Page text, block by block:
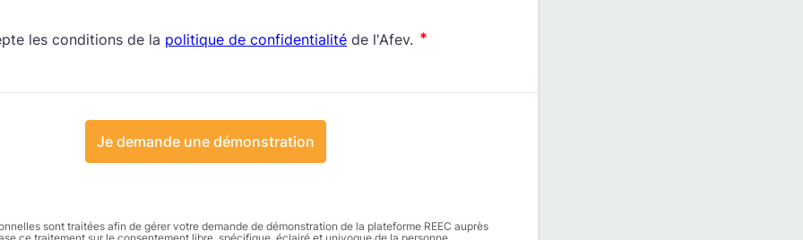
Je demande une démonstration
sont traitées afin de gérer votre demande de démonstration de la plateforme REEC auprès